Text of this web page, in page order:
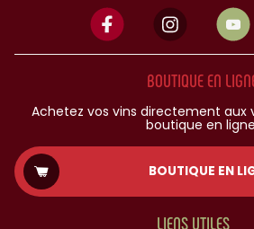
BOUTIQUE EN
Achetez vos vins directement aux
boutique en
BOUTIQUE EN
LIENS UTILES